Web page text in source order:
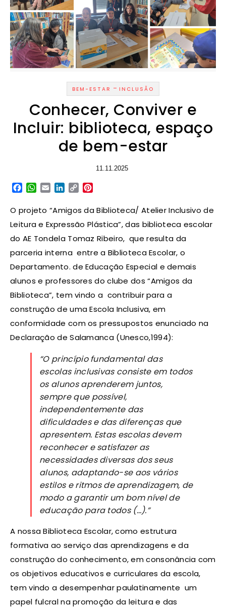
BEM-ESTAR - INCLUSÃO
Conhecer, Conviver e
Incluir: biblioteca, espaço
de bem-estar
11.11.2025
Facebook
WhatsApp
EmailLinkedIn
Copy
O projeto “Amigos da Biblioteca/ Atelier Inclusivo de
Leitura e Expressão Plástica”, das biblioteca escolar
do AE Tondela Tomaz Ribeiro, que resulta da
parceria interna entre a Biblioteca Escolar, o
Departamento. de Educação Especial e demais
alunos e professores do clube dos “Amigos da
Biblioteca”, tem vindo a contribuir para a
construção de uma Escola Inclusiva, em
conformidade com os pressupostos enunciado na
Declaração de Salamanca (Unesco,1994):
“O princípio fundamental das
escolas inclusivas consiste em todos
os alunos aprenderem juntos,
sempre que possível,
independentemente das
dificuldades e das diferenças que
apresentem. Estas escolas devem
reconhecer e satisfazer as
necessidades diversas dos seus
alunos, adaptando-se aos vários
estilos e ritmos de aprendizagem, de
modo a garantir um bom nível de
educação para todos (…).”
A nossa Biblioteca Escolar, como estrutura
formativa ao serviço das aprendizagens e da
construção do conhecimento, em consonância com
os objetivos educativos e curriculares da escola,
tem vindo a desempenhar paulatinamente um
papel fulcral na promoção da leitura e das